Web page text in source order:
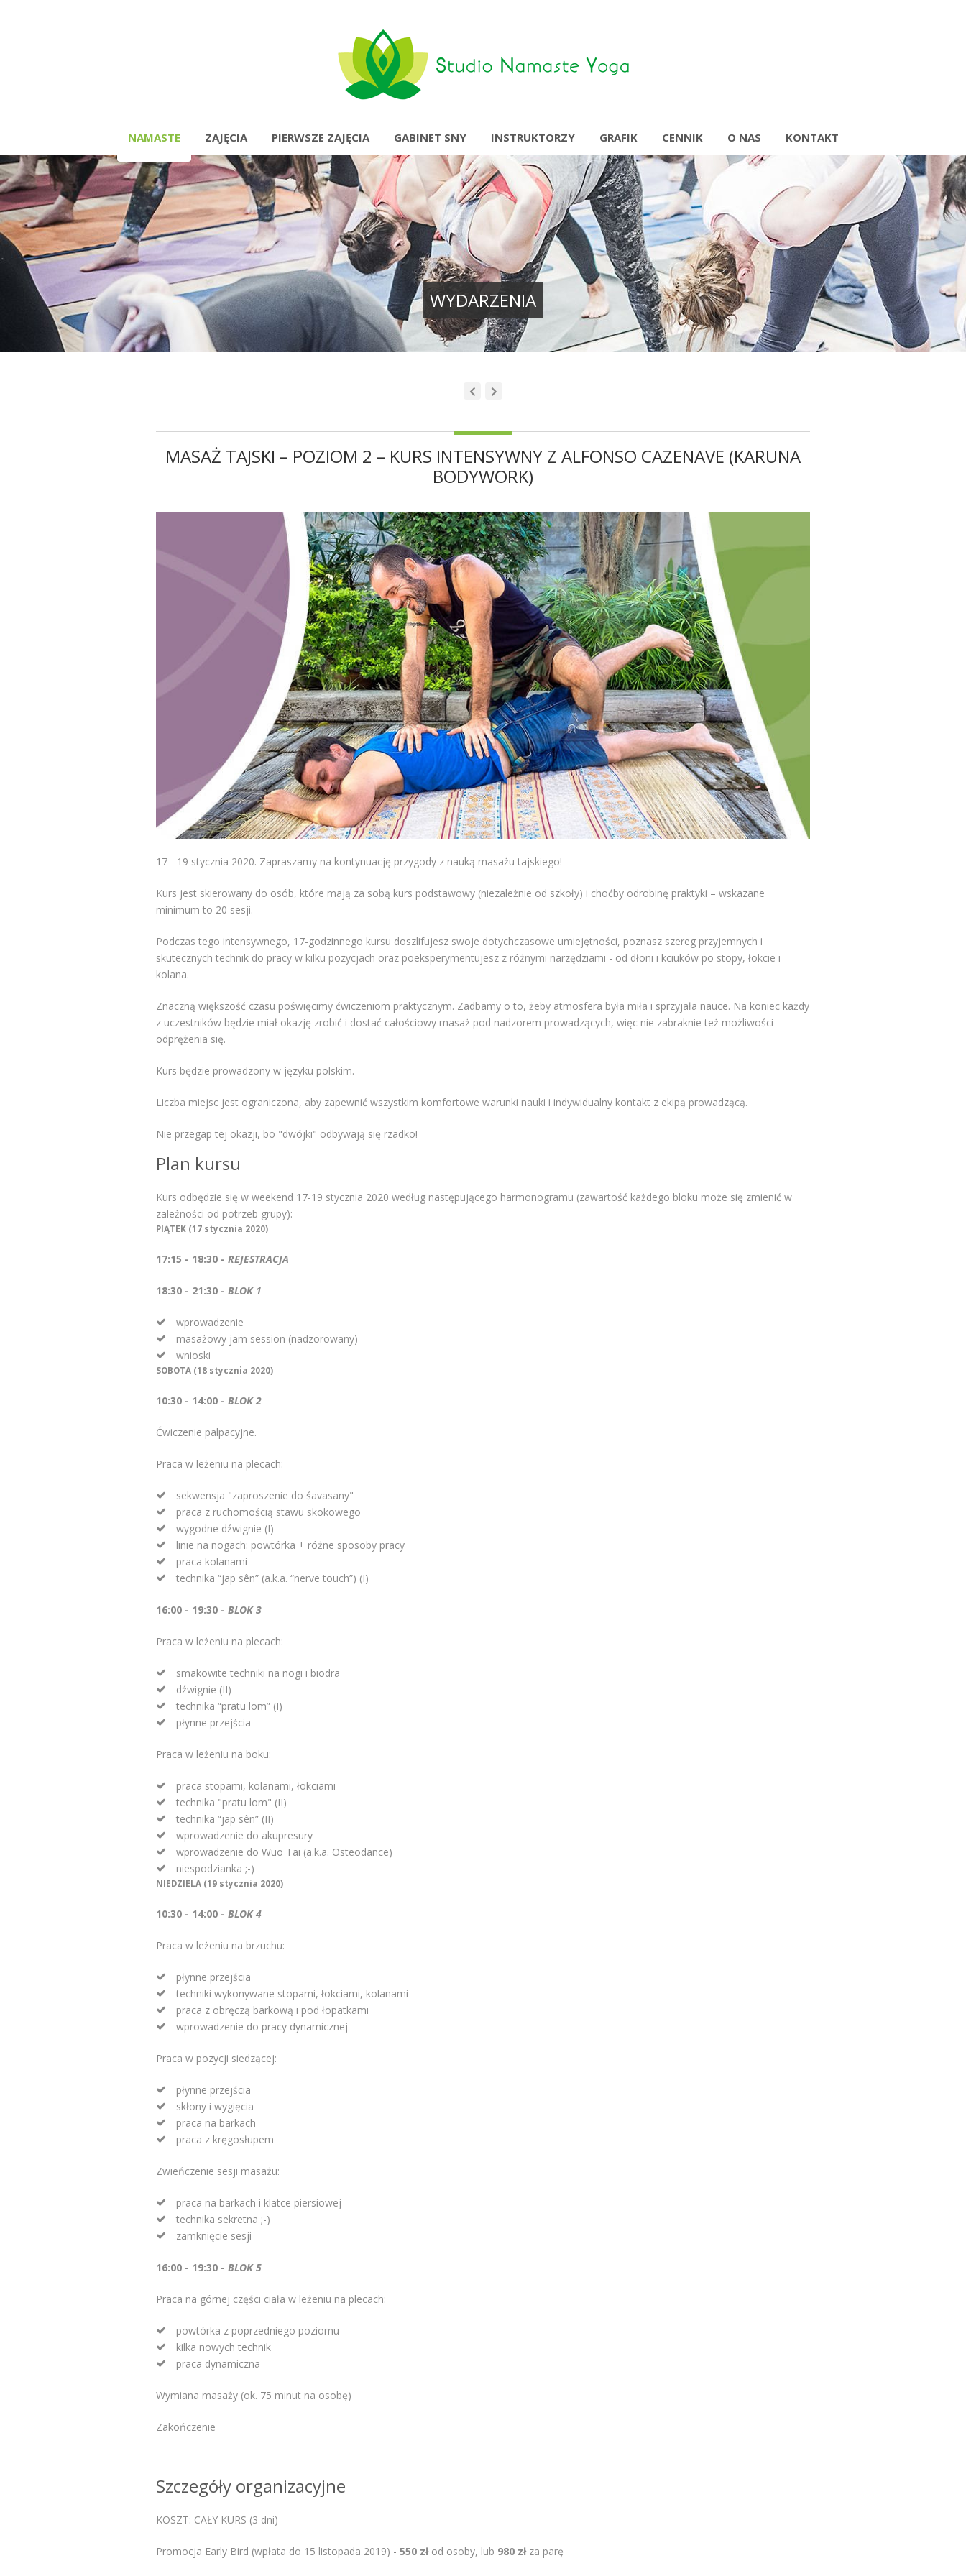
NAMASTE ZAJĘCIA PIERWSZE ZAJĘCIA GABINET SNY INSTRUKTORZY GRAFIK CENNIK O NAS KONTAKT
WYDARZENIA
MASAŻ TAJSKI – POZIOM 2 – KURS INTENSYWNY Z ALFONSO CAZENAVE (KARUNA
BODYWORK)
17 - 19 stycznia 2020. Zapraszamy na kontynuację przygody z nauką masażu tajskiego!
Kurs jest skierowany do osób, które mają za sobą kurs podstawowy (niezależnie od szkoły) i choćby odrobinę praktyki – wskazane
minimum to 20 sesji.
Podczas tego intensywnego, 17-godzinnego kursu doszlifujesz swoje dotychczasowe umiejętności, poznasz szereg przyjemnych i
skutecznych technik do pracy w kilku pozycjach oraz poeksperymentujesz z różnymi narzędziami - od dłoni i kciuków po stopy, łokcie i
kolana.
Znaczną większość czasu poświęcimy ćwiczeniom praktycznym. Zadbamy o to, żeby atmosfera była miła i sprzyjała nauce. Na koniec każdy
z uczestników będzie miał okazję zrobić i dostać całościowy masaż pod nadzorem prowadzących, więc nie zabraknie też możliwości
odprężenia się.
Kurs będzie prowadzony w języku polskim.
Liczba miejsc jest ograniczona, aby zapewnić wszystkim komfortowe warunki nauki i indywidualny kontakt z ekipą prowadzącą.
Nie przegap tej okazji, bo "dwójki" odbywają się rzadko!
Plan kursu
Kurs odbędzie się w weekend 17-19 stycznia 2020 według następującego harmonogramu (zawartość każdego bloku może się zmienić w
zależności od potrzeb grupy):
PIĄTEK (17 stycznia 2020)
17:15 - 18:30 - REJESTRACJA
18:30 - 21:30 - BLOK 1
wprowadzenie
masażowy jam session (nadzorowany)
wnioski
SOBOTA (18 stycznia 2020)
10:30 - 14:00 - BLOK 2
Ćwiczenie palpacyjne.
Praca w leżeniu na plecach:
sekwensja "zaproszenie do śavasany"
praca z ruchomością stawu skokowego
wygodne dźwignie (I)
linie na nogach: powtórka + różne sposoby pracy
praca kolanami
technika “jap sên” (a.k.a. “nerve touch”) (I)
16:00 - 19:30 - BLOK 3
Praca w leżeniu na plecach:
smakowite techniki na nogi i biodra
dźwignie (II)
technika “pratu lom” (I)
płynne przejścia
Praca w leżeniu na boku:
praca stopami, kolanami, łokciami
technika "pratu lom" (II)
technika “jap sên” (II)
wprowadzenie do akupresury
wprowadzenie do Wuo Tai (a.k.a. Osteodance)
niespodzianka ;-)
NIEDZIELA (19 stycznia 2020)
10:30 - 14:00 - BLOK 4
Praca w leżeniu na brzuchu:
płynne przejścia
techniki wykonywane stopami, łokciami, kolanami
praca z obręczą barkową i pod łopatkami
wprowadzenie do pracy dynamicznej
Praca w pozycji siedzącej:
płynne przejścia
skłony i wygięcia
praca na barkach
praca z kręgosłupem
Zwieńczenie sesji masażu:
praca na barkach i klatce piersiowej
technika sekretna ;-)
zamknięcie sesji
16:00 - 19:30 - BLOK 5
Praca na górnej części ciała w leżeniu na plecach:
powtórka z poprzedniego poziomu
kilka nowych technik
praca dynamiczna
Wymiana masaży (ok. 75 minut na osobę)
Zakończenie
Szczegóły organizacyjne
KOSZT: CAŁY KURS (3 dni)
Promocja Early Bird (wpłata do 15 listopada 2019) - 550 złod osoby, lub 980 złza parę